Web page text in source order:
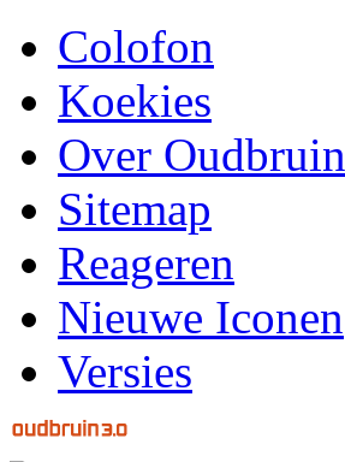
Colofon
Koekies
Over Oudbruin
Sitemap
Reageren
Nieuwe Iconen
Versies